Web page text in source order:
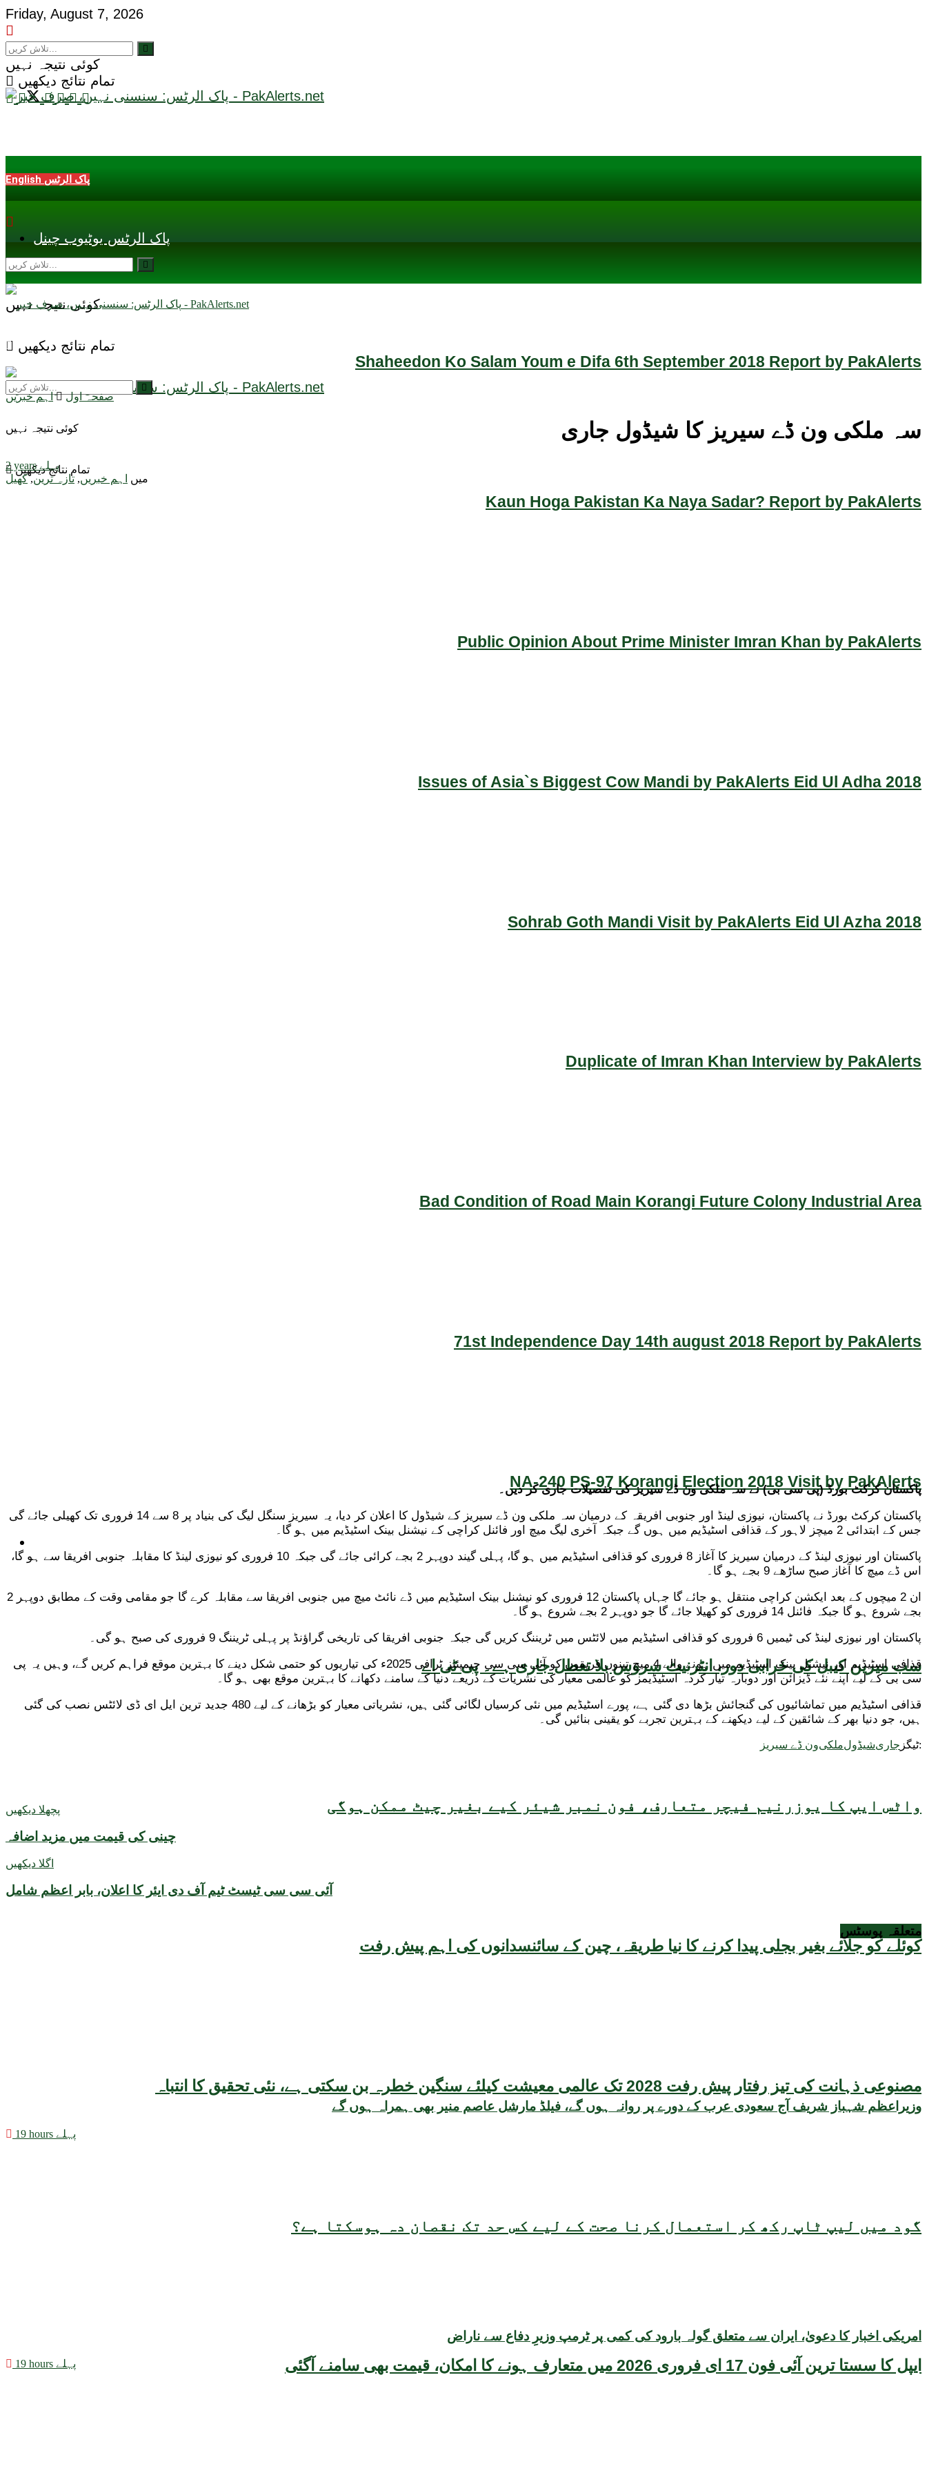
Friday, August 7, 2026
کوئی نتیجہ نہیں
تمام نتائج دیکھیں
English پاک الرٹس
پاک الرٹس یوٹیوب چینل
Shaheedon Ko Salam Youm e Difa 6th September 2018 Report by PakAlerts
Kaun Hoga Pakistan Ka Naya Sadar? Report by PakAlerts
Public Opinion About Prime Minister Imran Khan by PakAlerts
Issues of Asia`s Biggest Cow Mandi by PakAlerts Eid Ul Adha 2018
Sohrab Goth Mandi Visit by PakAlerts Eid Ul Azha 2018
Duplicate of Imran Khan Interview by PakAlerts
Bad Condition of Road Main Korangi Future Colony Industrial Area
71st Independence Day 14th august 2018 Report by PakAlerts
NA-240 PS-97 Korangi Election 2018 Visit by PakAlerts
سب میرین کیبل کی خرابی دور، انٹرنیٹ سروس بلا تعطل جاری ہے۔ پی ٹی اے
واٹس ایپ کا یوزرنیم فیچر متعارف، فون نمبر شیئر کیے بغیر چیٹ ممکن ہوگی
کوئلے کو جلائے بغیر بجلی پیدا کرنے کا نیا طریقہ، چین کے سائنسدانوں کی اہم پیش رفت
مصنوعی ذہانت کی تیز رفتار پیش رفت 2028 تک عالمی معیشت کیلئے سنگین خطرہ بن سکتی ہے، نئی تحقیق کا انتباہ
گود میں لیپ ٹاپ رکھ کر استعمال کرنا صحت کے لیے کس حد تک نقصان دہ ہوسکتا ہے؟
ایپل کا سستا ترین آئی فون 17 ای فروری 2026 میں متعارف ہونے کا امکان، قیمت بھی سامنے آگئی
کوئی نتیجہ نہیں
تمام نتائج دیکھیں
کوئی نتیجہ نہیں
تمام نتائج دیکھیں
صفحہ اول اہم خبریں
سہ ملکی ون ڈے سیریز کا شیڈول جاری
2 years پہلے
میں
اہم خبریں, تازہ ترین,کھیل
پاکستان کرکٹ بورڈ (پی سی بی) نے سہ ملکی ون ڈے سیریز کی تفصیلات جاری کر دیں۔
پاکستان کرکٹ بورڈ نے پاکستان، نیوزی لینڈ اور جنوبی افریقہ کے درمیان سہ ملکی ون ڈے سیریز کے شیڈول کا اعلان کر دیا، یہ سیریز سنگل لیگ کی بنیاد پر 8 سے 14 فروری تک کھیلی جائے گی
جس کے ابتدائی 2 میچز لاہور کے قذافی اسٹیڈیم میں ہوں گے جبکہ آخری لیگ میچ اور فائنل کراچی کے نیشنل بینک اسٹیڈیم میں ہو گا۔
پاکستان اور نیوزی لینڈ کے درمیان سیریز کا آغاز 8 فروری کو قذافی اسٹیڈیم میں ہو گا، پہلی گیند دوپہر 2 بجے کرائی جائے گی جبکہ 10 فروری کو نیوزی لینڈ کا مقابلہ جنوبی افریقا سے ہو گا،
اس ڈے میچ کا آغاز صبح ساڑھے 9 بجے ہو گا۔
ان 2 میچوں کے بعد ایکشن کراچی منتقل ہو جائے گا جہاں پاکستان 12 فروری کو نیشنل بینک اسٹیڈیم میں ڈے نائٹ میچ میں جنوبی افریقا سے مقابلہ کرے گا جو مقامی وقت کے مطابق دوپہر 2
بجے شروع ہو گا جبکہ فائنل 14 فروری کو کھیلا جائے گا جو دوپہر 2 بجے شروع ہو گا۔
پاکستان اور نیوزی لینڈ کی ٹیمیں 6 فروری کو قذافی اسٹیڈیم میں لائٹس میں ٹریننگ کریں گی جبکہ جنوبی افریقا کی تاریخی گراؤنڈ پر پہلی ٹریننگ 9 فروری کی صبح ہو گی۔
قذافی اسٹیڈیم اور نیشنل بینک اسٹیڈیم میں ہونے والے 4 میچ تینوں فریقوں کو آئی سی سی چیمپئنز ٹرافی 2025ء کی تیاریوں کو حتمی شکل دینے کا بہترین موقع فراہم کریں گے، وہیں یہ پی
سی بی کے لیے اپنے نئے ڈیزائن اور دوبارہ تیار کردہ اسٹیڈیمز کو عالمی معیار کی نشریات کے ذریعے دنیا کے سامنے دکھانے کا بہترین موقع بھی ہو گا۔
قذافی اسٹیڈیم میں تماشائیوں کی گنجائش بڑھا دی گئی ہے، پورے اسٹیڈیم میں نئی کرسیاں لگائی گئی ہیں، نشریاتی معیار کو بڑھانے کے لیے 480 جدید ترین ایل ای ڈی لائٹس نصب کی گئی
ہیں، جو دنیا بھر کے شائقین کے لیے دیکھنے کے بہترین تجربے کو یقینی بنائیں گی۔
ٹیگز: جاریشیڈولملکیون ڈے سیریز
پچھلا دیکھیں
چینی کی قیمت میں مزید اضافہ
اگلا دیکھیں
آئی سی سی ٹیسٹ ٹیم آف دی ایئر کا اعلان، بابر اعظم شامل
متعلقہ پوسٹس
وزیراعظم شہباز شریف آج سعودی عرب کے دورے پر روانہ ہوں گے، فیلڈ مارشل عاصم منیر بھی ہمراہ ہوں گے
19 hours پہلے
امریکی اخبار کا دعویٰ، ایران سے متعلق گولہ بارود کی کمی پر ٹرمپ وزیرِ دفاع سے ناراض
19 hours پہلے